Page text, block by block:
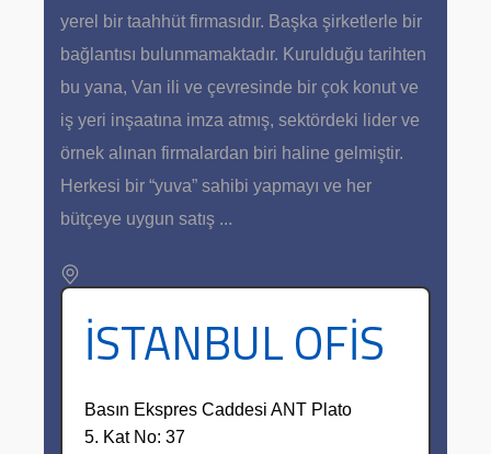
yerel bir taahhüt firmasıdır. Başka şirketlerle bir
bağlantısı bulunmamaktadır. Kurulduğu tarihten
bu yana, Van ili ve çevresinde bir çok konut ve
iş yeri inşaatına imza atmış, sektördeki lider ve
örnek alınan firmalardan biri haline gelmiştir.
Herkesi bir “yuva” sahibi yapmayı ve her
bütçeye uygun satış ...
İSTANBUL OFİS
Basın Ekspres Caddesi ANT Plato
5. Kat No: 37